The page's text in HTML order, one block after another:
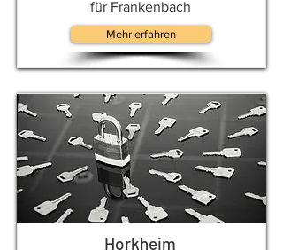
für Frankenbach
Mehr erfahren
Horkheim